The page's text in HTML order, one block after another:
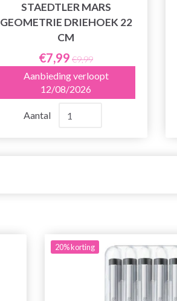
STAEDTLER MARS
GEOMETRIE DRIEHOEK 22
CM
€7,99 €9,99
Aanbieding verloopt
12/08/2026
Aantal
20%korting